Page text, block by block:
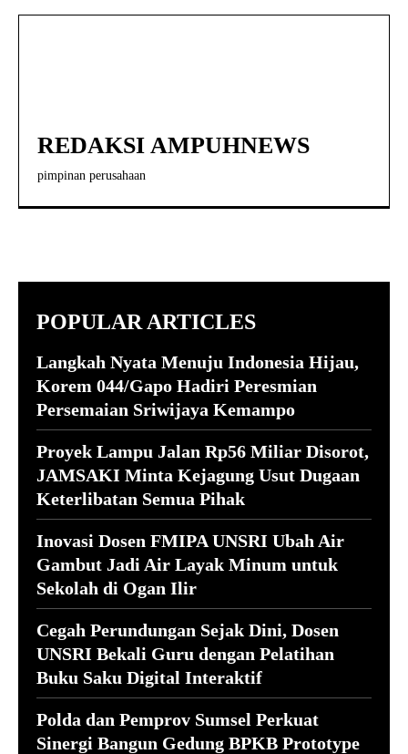
REDAKSI AMPUHNEWS
pimpinan perusahaan
POPULAR ARTICLES
Langkah Nyata Menuju Indonesia Hijau,
Korem 044/Gapo Hadiri Peresmian
Persemaian Sriwijaya Kemampo
Proyek Lampu Jalan Rp56 Miliar Disorot,
JAMSAKI Minta Kejagung Usut Dugaan
Keterlibatan Semua Pihak
Inovasi Dosen FMIPA UNSRI Ubah Air
Gambut Jadi Air Layak Minum untuk
Sekolah di Ogan Ilir
Cegah Perundungan Sejak Dini, Dosen
UNSRI Bekali Guru dengan Pelatihan
Buku Saku Digital Interaktif
Polda dan Pemprov Sumsel Perkuat
Sinergi Bangun Gedung BPKB Prototype